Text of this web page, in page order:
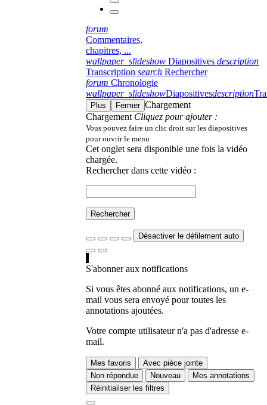
forum
Commentaires,
chapitres, ...
wallpaper_slideshow Diapositives description
Transcription search Rechercher
forum Chronologie
wallpaper_slideshowDiapositivesdescription
Plus Fermer Chargement
Chargement Cliquez pour ajouter :
Vous pouvez faire un clic droit sur les diapositives
pour ouvrir le menu
Cet onglet sera disponible une fois la vidéo
chargée.
Rechercher dans cette vidéo :
Rechercher
Désactiver le défilement auto
S'abonner aux notifications
Si vous êtes abonné aux notifications, un e-
mail vous sera envoyé pour toutes les
annotations ajoutées.
Votre compte utilisateur n'a pas d'adresse e-
mail.
Mes favoris
Avec pièce jointe
Non répondue
Nouveau
Mes annotations
Réinitialiser les filtres